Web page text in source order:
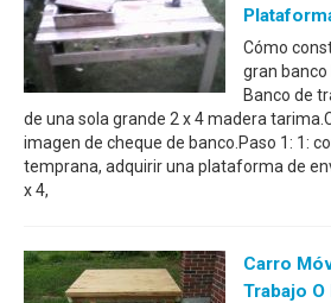
Cómo
gran
Banco de
de una sola grande 2 x 4 madera
imagen de cheque de banco.Paso 1: 1:
temprana, adquirir una plataforma de
x 4,
Carro
Trabajo